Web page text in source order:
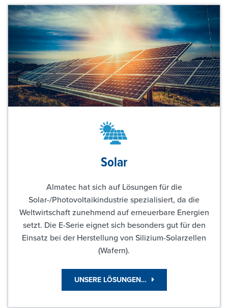
Solar
Almatec hat sich auf Lösungen für die
Solar-/Photovoltaikindustrie spezialisiert, da die
Weltwirtschaft zunehmend auf erneuerbare Energien
setzt. Die E-Serie eignet sich besonders gut für den
Einsatz bei der Herstellung von Silizium-Solarzellen
(Wafern).
UNSERE LÖSUNGEN…